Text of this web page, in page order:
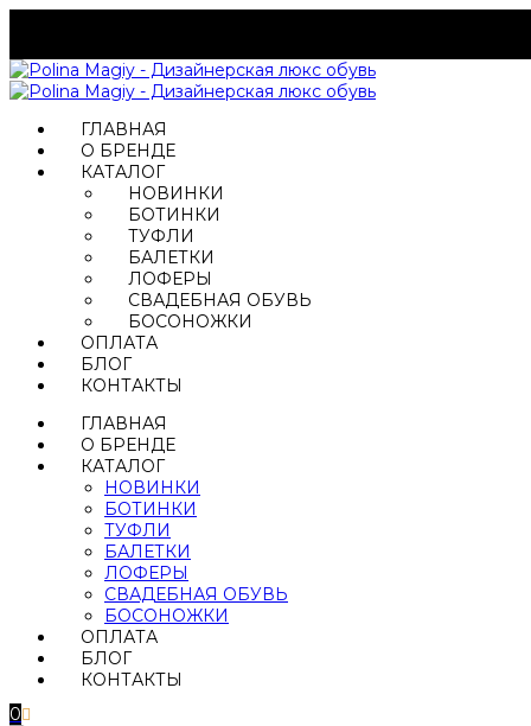
ГЛАВНАЯ
О БРЕНДЕ
КАТАЛОГ
НОВИНКИ
БОТИНКИ
ТУФЛИ
БАЛЕТКИ
ЛОФЕРЫ
СВАДЕБНАЯ ОБУВЬ
БОСОНОЖКИ
ОПЛАТА
БЛОГ
КОНТАКТЫ
ГЛАВНАЯ
О БРЕНДЕ
КАТАЛОГ
НОВИНКИ
БОТИНКИ
ТУФЛИ
БАЛЕТКИ
ЛОФЕРЫ
СВАДЕБНАЯ ОБУВЬ
БОСОНОЖКИ
ОПЛАТА
БЛОГ
КОНТАКТЫ
0